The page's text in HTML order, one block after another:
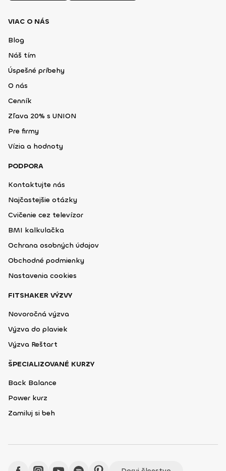
VIAC O NÁS
Blog
Náš tím
Úspešné príbehy
O nás
Cenník
Zľava 20% s UNION
Pre firmy
Vízia a hodnoty
PODPORA
Kontaktujte nás
Najčastejšie otázky
Cvičenie cez televízor
BMI kalkulačka
Ochrana osobných údajov
Obchodné podmienky
Nastavenia cookies
FITSHAKER VÝZVY
Novoročná výzva
Výzva do plaviek
Výzva Reštart
ŠPECIALIZOVANÉ KURZY
Back Balance
Power kurz
Zamiluj si beh